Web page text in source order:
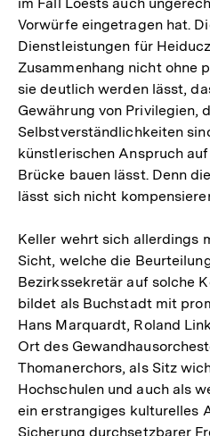
Vorwürfe eingetragen hat.
Dienstleistungen für
Zusammenhang nicht ohne
sie deutlich werden lässt,
Gewährung von Privilegien,
Selbstverständlichkeiten
künstlerischen Anspruch
Brücke bauen lässt. Denn
lässt sich nicht
Keller wehrt sich allerdings
Sicht, welche die
Bezirkssekretär auf solche
bildet als Buchstadt mit
Hans Marquardt, Roland
Ort des
Thomanerchors, als Sitz
Hochschulen und auch als
ein erstrangiges kulturelles
Sicherung durchsetzbarer